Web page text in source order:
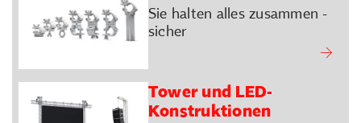
Sie halten alles zusammen -
sicher
Tower und LED-
Konstruktionen